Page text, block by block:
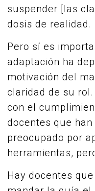
suspender [las
dosis de realidad.
Pero sí es
adaptación ha
motivación del
claridad de su
con el
docentes que
preocupado por
herramientas,
Hay docentes